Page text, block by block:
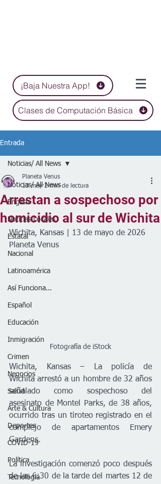
¡Baja Nuestra App!
Clases de Computación Básica
Entrada
Noticias/ All News
English
Noticias Locales
Estatal
Nacional
Latinoamérica
Así Funciona...
Español
Educación
Inmigración
Crimen
Negocios
Salud
Arte & Cultura
Deportes
COVID-19
Política
Tecnología
Noticias/ All News
Arrestan a sospechoso por
homicidio al sur de Wichita
Planeta Venus
13 may 2 min de lectura
Wichita, Kansas | 13 de mayo de 2026
Planeta Venus
Fotografía de iStock
Wichita, Kansas – La policía de
Wichita arrestó a un hombre de 32 años
señalado como sospechoso del
asesinato de Montel Parks, de 38 años,
ocurrido tras un tiroteo registrado en el
complejo de apartamentos Emery
Gardens.
La investigación comenzó poco después
de las 6:30 de la tarde del martes 12 de